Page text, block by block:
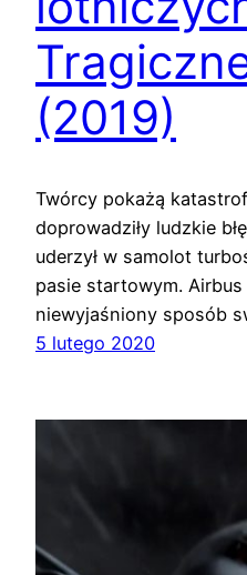
(2019)
Twórcy pokażą
doprowadziły ludzkie
uderzył w samolot
pasie startowym.
niewyjaśniony sposób
5 lutego 2020